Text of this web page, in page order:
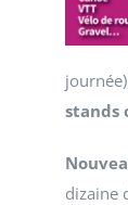
stands
dizaine